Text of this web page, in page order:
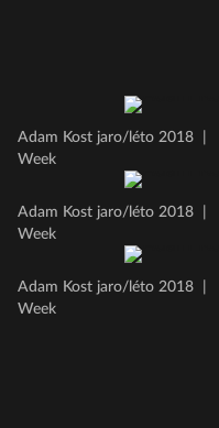
Adam Kost jaro/léto 2018
Week
Adam Kost jaro/léto 2018
Week
Adam Kost jaro/léto 2018
Week